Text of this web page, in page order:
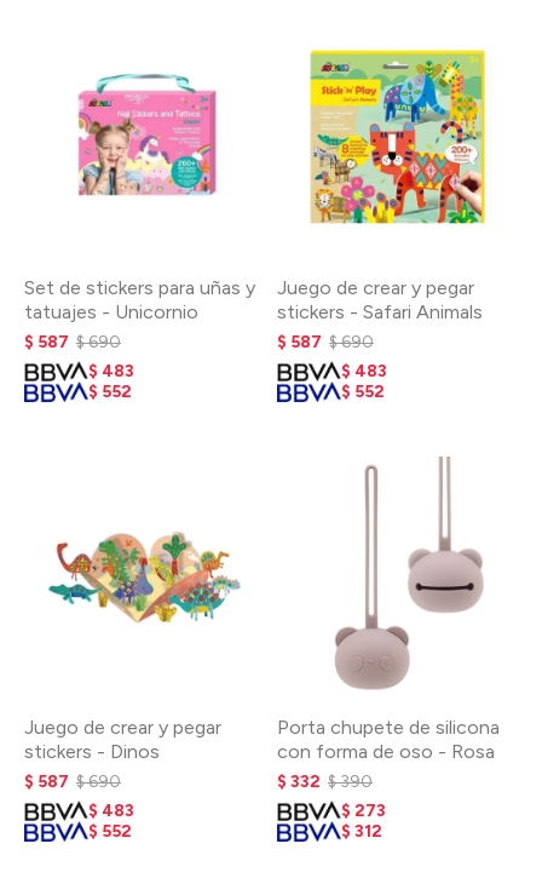
Set de stickers para uñas y
tatuajes - Unicornio
$ 587 $690
$ 483
$ 552
Juego de crear y pegar
stickers - Safari Animals
$ 587 $690
$ 483
$ 552
Juego de crear y pegar
stickers - Dinos
$ 587 $690
$ 483
$ 552
Porta chupete de silicona
con forma de oso - Rosa
$ 332 $390
$ 273
$ 312